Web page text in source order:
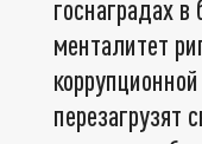
госнаградах
менталитет
перезагрузят